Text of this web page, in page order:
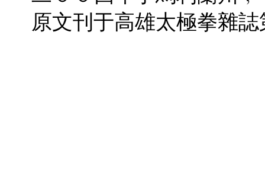
原文刊于高雄太極拳雜誌